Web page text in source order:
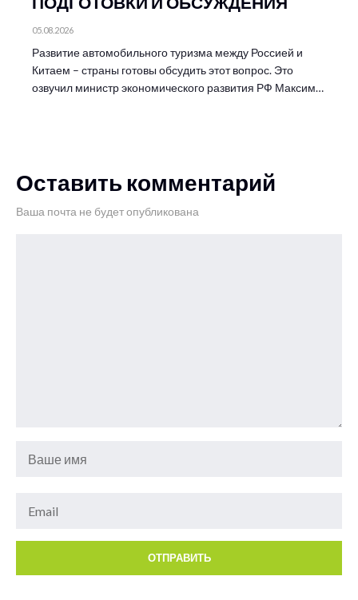
05.08.2026
Развитие автомобильного туризма между Россией и
Китаем – страны готовы обсудить этот вопрос. Это
озвучил министр экономического развития РФ Максим…
Оставить комментарий
Ваша почта не будет опубликована